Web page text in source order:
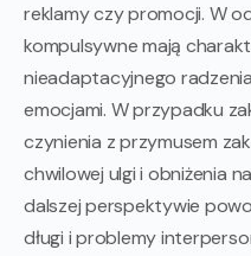
reklamy czy promocji. W
kompulsywne mają
nieadaptacyjnego
emocjami. W przypadku
czynienia z przymusem
chwilowej ulgi i obniżenia
dalszej perspektywie
długi i problemy